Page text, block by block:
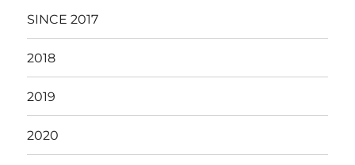
SINCE 2017
2018
2019
2020